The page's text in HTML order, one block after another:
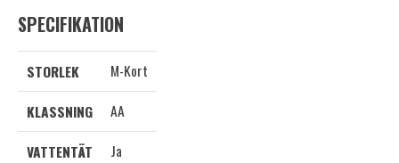
SPECIFIKATION
STORLEK
M-Kort
KLASSNING
AA
VATTENTÄT
Ja